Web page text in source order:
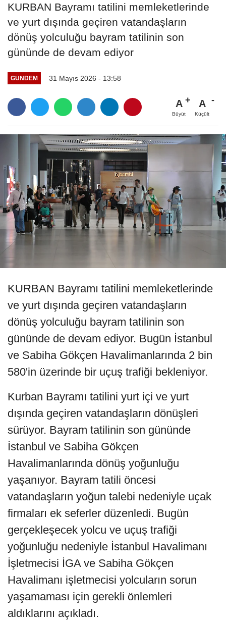
KURBAN Bayramı tatilini memleketlerinde
ve yurt dışında geçiren vatandaşların
dönüş yolculuğu bayram tatilinin son
gününde de devam ediyor
GÜNDEM 31 Mayıs 2026 - 13:58
A
Büyüt
A
Küçült
KURBAN Bayramı tatilini memleketlerinde
ve yurt dışında geçiren vatandaşların
dönüş yolculuğu bayram tatilinin son
gününde de devam ediyor. Bugün İstanbul
ve Sabiha Gökçen Havalimanlarında 2 bin
580'in üzerinde bir uçuş trafiği bekleniyor.
Kurban Bayramı tatilini yurt içi ve yurt
dışında geçiren vatandaşların dönüşleri
sürüyor. Bayram tatilinin son gününde
İstanbul ve Sabiha Gökçen
Havalimanlarında dönüş yoğunluğu
yaşanıyor. Bayram tatili öncesi
vatandaşların yoğun talebi nedeniyle uçak
firmaları ek seferler düzenledi. Bugün
gerçekleşecek yolcu ve uçuş trafiği
yoğunluğu nedeniyle İstanbul Havalimanı
İşletmecisi İGA ve Sabiha Gökçen
Havalimanı işletmecisi yolcuların sorun
yaşamaması için gerekli önlemleri
aldıklarını açıkladı.